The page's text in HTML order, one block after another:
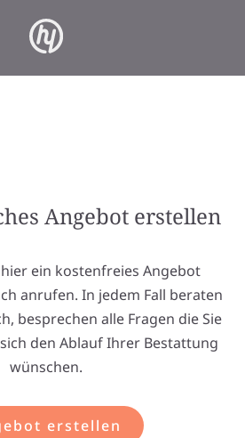
Angebot erstellen
ein kostenfreies Angebot
anrufen. In jedem Fall beraten
besprechen alle Fragen die Sie
den Ablauf Ihrer Bestattung
wünschen.
erstellen